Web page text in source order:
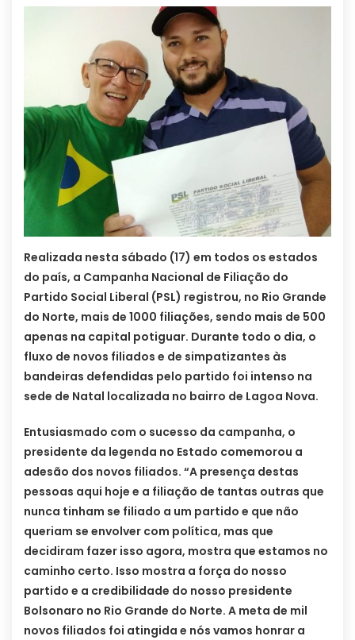
Realizada nesta sábado (17) em todos os estados
do país, a Campanha Nacional de Filiação do
Partido Social Liberal (PSL) registrou, no Rio Grande
do Norte, mais de 1000 filiações, sendo mais de 500
apenas na capital potiguar. Durante todo o dia, o
fluxo de novos filiados e de simpatizantes às
bandeiras defendidas pelo partido foi intenso na
sede de Natal localizada no bairro de Lagoa Nova.
Entusiasmado com o sucesso da campanha, o
presidente da legenda no Estado comemorou a
adesão dos novos filiados. “A presença destas
pessoas aqui hoje e a filiação de tantas outras que
nunca tinham se filiado a um partido e que não
queriam se envolver com política, mas que
decidiram fazer isso agora, mostra que estamos no
caminho certo. Isso mostra a força do nosso
partido e a credibilidade do nosso presidente
Bolsonaro no Rio Grande do Norte. A meta de mil
novos filiados foi atingida e nós vamos honrar a